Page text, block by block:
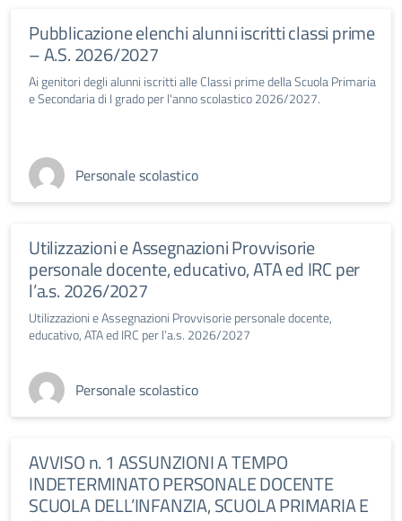
Pubblicazione elenchi alunni iscritti classi prime
– A.S. 2026/2027
Ai genitori degli alunni iscritti alle Classi prime della Scuola Primaria
e Secondaria di I grado per l'anno scolastico 2026/2027.
Personale scolastico
Utilizzazioni e Assegnazioni Provvisorie
personale docente, educativo, ATA ed IRC per
l’a.s. 2026/2027
Utilizzazioni e Assegnazioni Provvisorie personale docente,
educativo, ATA ed IRC per l’a.s. 2026/2027
Personale scolastico
AVVISO n. 1 ASSUNZIONI A TEMPO
INDETERMINATO PERSONALE DOCENTE
SCUOLA DELL’INFANZIA, SCUOLA PRIMARIA E